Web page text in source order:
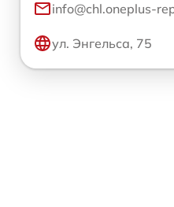
info@chl.oneplus-
ул. Энгельса, 75